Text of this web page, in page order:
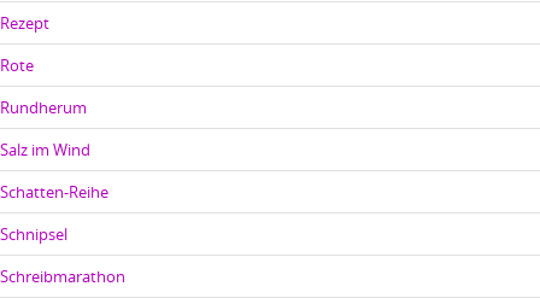
Rezept
Rote
Rundherum
Salz im Wind
Schatten-Reihe
Schnipsel
Schreibmarathon